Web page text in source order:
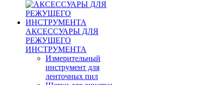
АКСЕССУАРЫ ДЛЯ
РЕЖУЩЕГО
ИНСТРУМЕНТА
Измерительный
инструмент для
ленточных пил